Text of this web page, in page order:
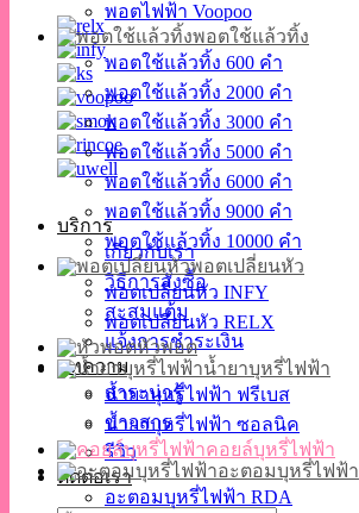
บริการ
เกี่ยวกับเรา
วิธีการสั่งซื้อ
สะสมแต้ม
แจ้งการชำระเงิน
บทความ
สาระน่ารู้
ข่าวสาร
รีวิว
ติดต่อเรา
พอตไฟฟ้า Voopoo
พอตใช้แล้วทิ้ง
พอตใช้แล้วทิ้ง 600 คำ
พอตใช้แล้วทิ้ง 2000 คำ
พอตใช้แล้วทิ้ง 3000 คำ
พอตใช้แล้วทิ้ง 5000 คำ
พอตใช้แล้วทิ้ง 6000 คำ
พอตใช้แล้วทิ้ง 9000 คำ
พอตใช้แล้วทิ้ง 10000 คำ
พอตเปลี่ยนหัว
พอตเปลี่ยนหัว INFY
พอตเปลี่ยนหัว RELX
หัวพอต
น้ำยาบุหรี่ไฟฟ้า
น้ำยาบุหรี่ไฟฟ้า ฟรีเบส
น้ำยาบุหรี่ไฟฟ้า ซอลนิค
คอยล์บุหรี่ไฟฟ้า
อะตอมบุหรี่ไฟฟ้า
อะตอมบุหรี่ไฟฟ้า RDA